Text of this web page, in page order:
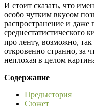
И стоит сказать, что
особо чутким вкусом
распространение и даже
про ленту, возможно,
откровенно странно, за
неплохая в целом
Содержание
Предыстория
Сюжет